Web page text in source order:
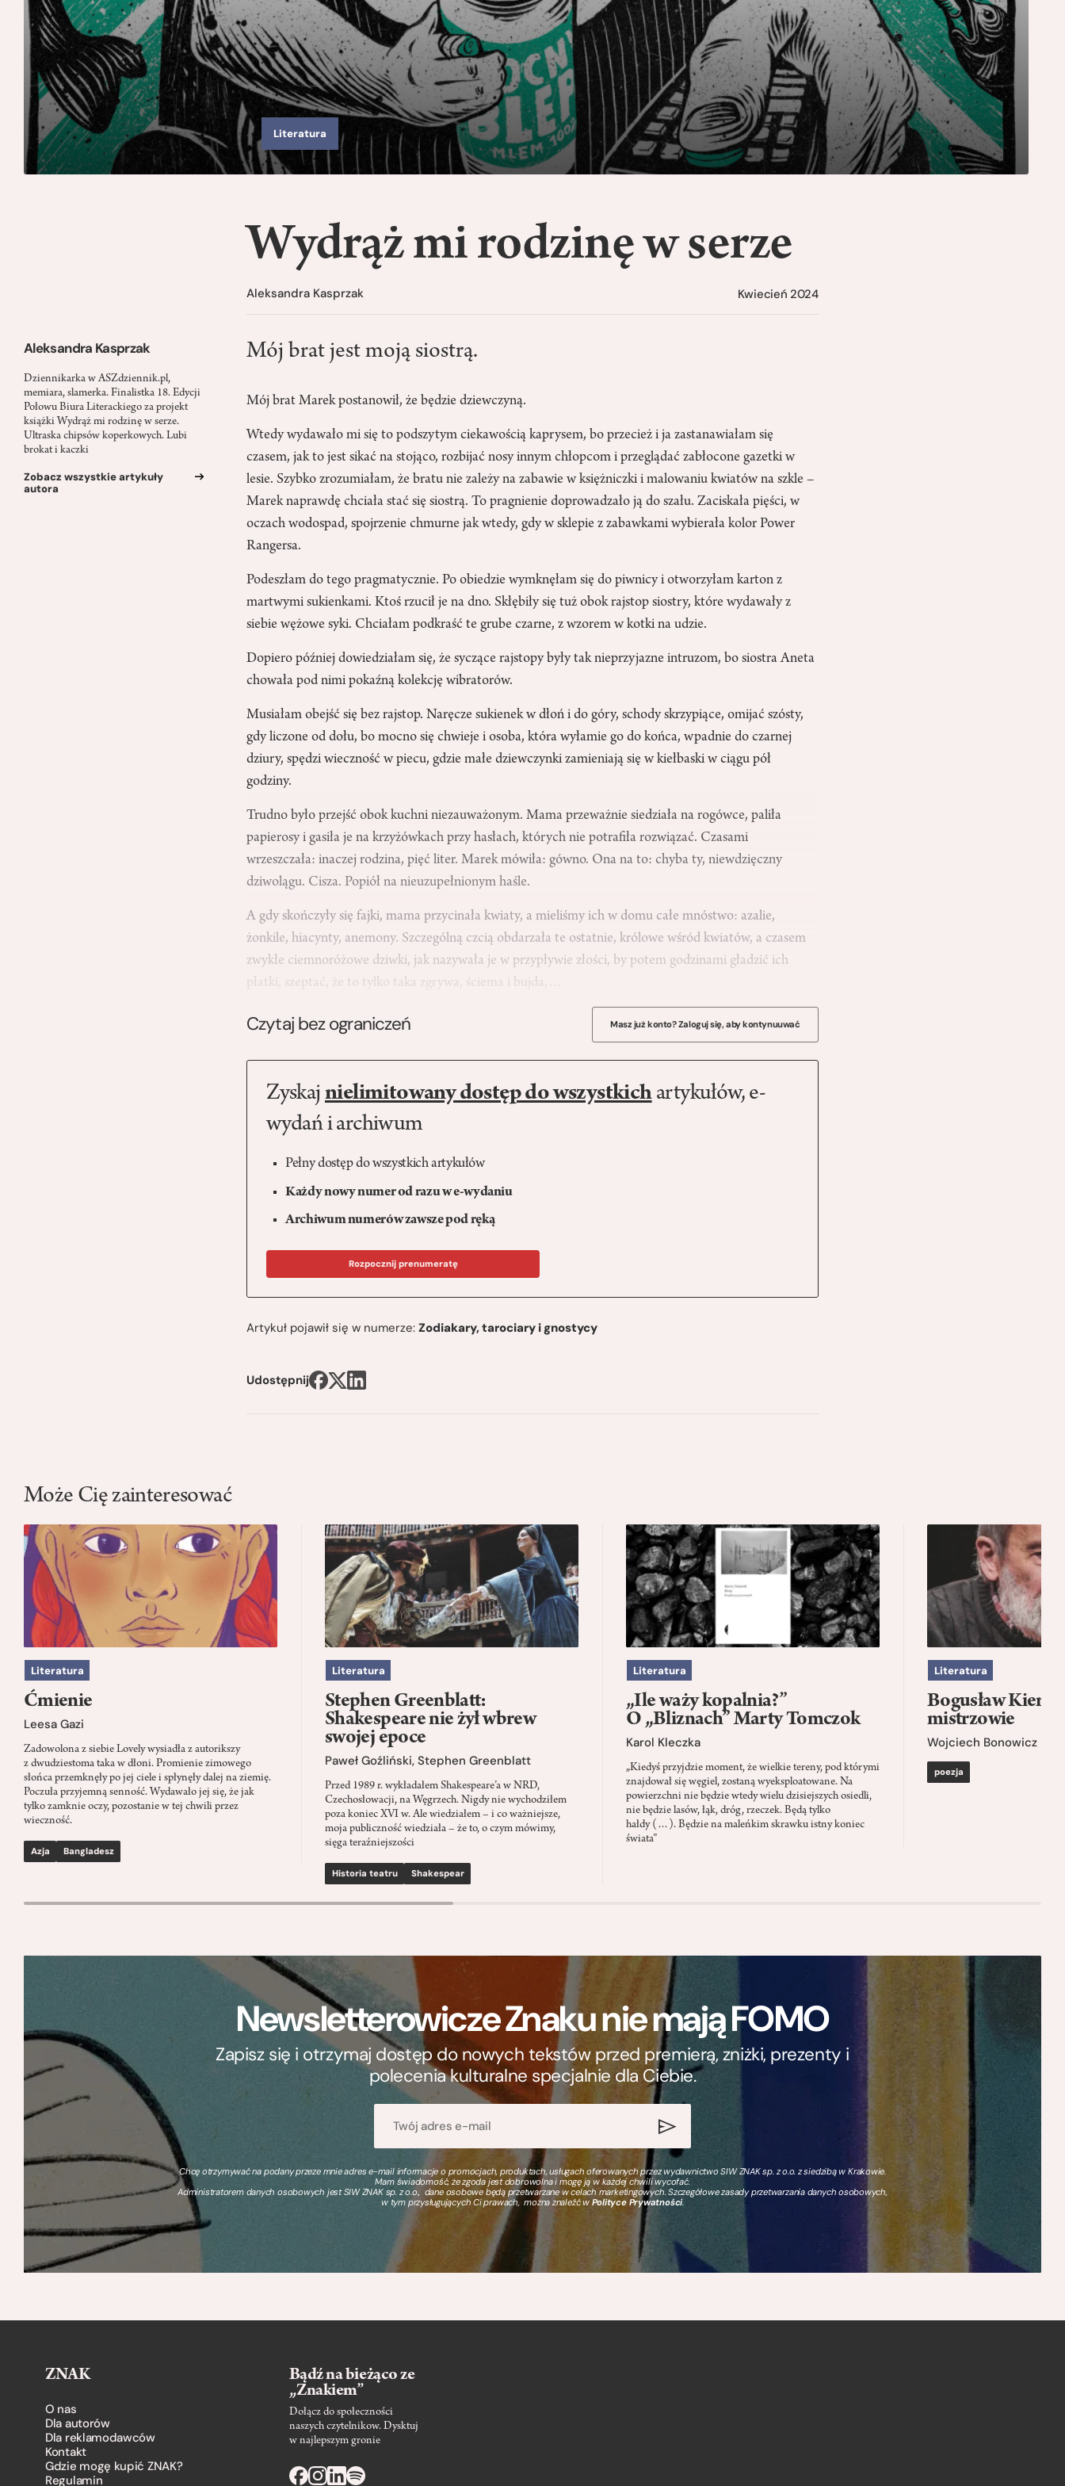
Literatura
Aleksandra Kasprzak
Dziennikarka w ASZdziennik.pl,
memiara, slamerka. Finalistka 18. Edycji
Połowu Biura Literackiego za projekt
książki Wydrąż mi rodzinę w serze.
Ultraska chipsów koperkowych. Lubi
brokat i kaczki
Zobacz wszystkie artykuły
autora
Wydrąż mi rodzinę w serze
Aleksandra Kasprzak Kwiecień 2024
Mój brat jest moją siostrą.
Mój brat Marek postanowił, że będzie dziewczyną.
Wtedy wydawało mi się to podszytym ciekawością kaprysem, bo przecież i ja zastanawiałam się
czasem, jak to jest sikać na stojąco, rozbijać nosy innym chłopcom i przeglądać zabłocone gazetki w
lesie. Szybko zrozumiałam, że bratu nie zależy na zabawie w księżniczki i malowaniu kwiatów na szkle –
Marek naprawdę chciała stać się siostrą. To pragnienie doprowadzało ją do szału. Zaciskała pięści, w
oczach wodospad, spojrzenie chmurne jak wtedy, gdy w sklepie z zabawkami wybierała kolor Power
Rangersa.
Podeszłam do tego pragmatycznie. Po obiedzie wymknęłam się do piwnicy i otworzyłam karton z
martwymi sukienkami. Ktoś rzucił je na dno. Skłębiły się tuż obok rajstop siostry, które wydawały z
siebie wężowe syki. Chciałam podkraść te grube czarne, z wzorem w kotki na udzie.
Dopiero później dowiedziałam się, że syczące rajstopy były tak nieprzyjazne intruzom, bo siostra Aneta
chowała pod nimi pokaźną kolekcję wibratorów.
Musiałam obejść się bez rajstop. Naręcze sukienek w dłoń i do góry, schody skrzypiące, omijać szósty,
gdy liczone od dołu, bo mocno się chwieje i osoba, która wyłamie go do końca, wpadnie do czarnej
dziury, spędzi wieczność w piecu, gdzie małe dziewczynki zamieniają się w kiełbaski w ciągu pół
godziny.
Trudno było przejść obok kuchni niezauważonym. Mama przeważnie siedziała na rogówce, paliła
papierosy i gasiła je na krzyżówkach przy hasłach, których nie potrafiła rozwiązać. Czasami
wrzeszczała: inaczej rodzina, pięć liter. Marek mówiła: gówno. Ona na to: chyba ty, niewdzięczny
dziwolągu. Cisza. Popiół na nieuzupełnionym haśle.
A gdy skończyły się fajki, mama przycinała kwiaty, a mieliśmy ich w domu całe mnóstwo: azalie,
żonkile, hiacynty, anemony. Szczególną czcią obdarzała te ostatnie, królowe wśród kwiatów, a czasem
zwykłe ciemnoróżowe dziwki, jak nazywała je w przypływie złości, by potem godzinami gładzić ich
płatki, szeptać, że to tylko taka zgrywa, ściema i bujda,…
Czytaj bez ograniczeń Masz już konto? Zaloguj się, aby kontynuuwać
Zyskaj nielimitowany dostęp do wszystkichartykułów, e-
wydań i archiwum
Pełny dostęp do wszystkich artykułów
Każdy nowy numer od razu w e-wydaniu
Archiwum numerów zawsze pod ręką
Rozpocznij prenumeratę
Artykuł pojawił się w numerze:Zodiakary, tarociary i gnostycy
Udostępnij
Może Cię zainteresować
Literatura
Ćmienie
Leesa Gazi
Zadowolona z siebie Lovely wysiadła z autorikszy
z dwudziestoma taka w dłoni. Promienie zimowego
słońca przemknęły po jej ciele i spłynęły dalej na ziemię.
Poczuła przyjemną senność. Wydawało jej się, że jak
tylko zamknie oczy, pozostanie w tej chwili przez
wieczność.
Azja Bangladesz
Literatura
Stephen Greenblatt:
Shakespeare nie żył wbrew
swojej epoce
Paweł Goźliński, Stephen Greenblatt
Przed 1989 r. wykładałem Shakespeare’a w NRD,
Czechosłowacji, na Węgrzech. Nigdy nie wychodziłem
poza koniec XVI w. Ale wiedziałem – i co ważniejsze,
moja publiczność wiedziała – że to, o czym mówimy,
sięga teraźniejszości
Historia teatru Shakespear
Literatura
„Ile waży kopalnia?”
O „Bliznach” Marty Tomczok
Karol Kleczka
„Kiedyś przyjdzie moment, że wielkie tereny, pod którymi
znajdował się węgiel, zostaną wyeksploatowane. Na
powierzchni nie będzie wtedy wielu dzisiejszych osiedli,
nie będzie lasów, łąk, dróg, rzeczek. Będą tylko
hałdy (…). Będzie na maleńkim skrawku istny koniec
świata”
Literatura
Bogusław Kierc
mistrzowie
Wojciech Bonowicz
poezja
Newsletterowicze Znaku nie mają FOMO
Zapisz się i otrzymaj dostęp do nowych tekstów przed premierą, zniżki, prezenty i
polecenia kulturalne specjalnie dla Ciebie.
Chcę otrzymywać na podany przeze mnie adres e-mail informacje o promocjach, produktach, usługach oferowanych przez wydawnictwo SIW ZNAK sp. z o.o. z siedzibą w Krakowie.
Mam świadomość, że zgoda jest dobrowolna i mogę ją w każdej chwili wycofać.
Administratorem danych osobowych jest SIW ZNAK sp. z o.o., dane osobowe będą przetwarzane w celach marketingowych. Szczegółowe zasady przetwarzania danych osobowych,
w tym przysługujących Ci prawach, można znaleźć wPolityce Prywatności.
ZNAK
O nas
Dla autorów
Dla reklamodawców
Kontakt
Gdzie mogę kupić ZNAK?
Regulamin
Bądź na bieżąco ze
„Znakiem”
Dołącz do społeczności
naszych czytelnikow. Dysktuj
w najlepszym gronie